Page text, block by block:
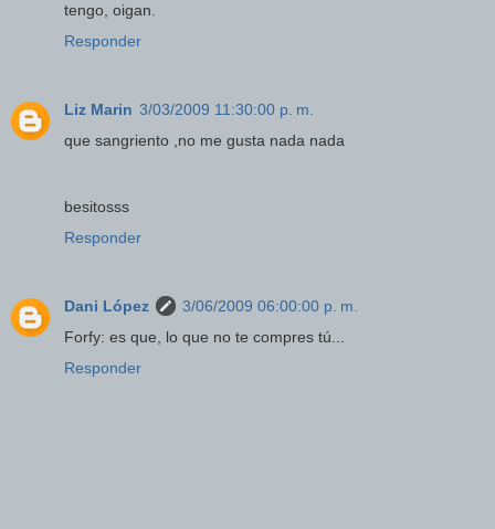
tengo, oigan.
Responder
Liz Marin 3/03/2009 11:30:00 p. m.
que sangriento ,no me gusta nada nada
besitosss
Responder
Dani López
3/06/2009 06:00:00 p. m.
Forfy: es que, lo que no te compres tú...
Responder